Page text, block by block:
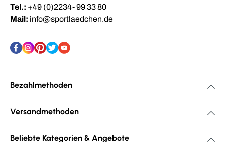
Tel.: +49 (0)2234- 99 33 80
Mail: info@sportlaedchen.de
Bezahlmethoden
Versandmethoden
Beliebte Kategorien & Angebote